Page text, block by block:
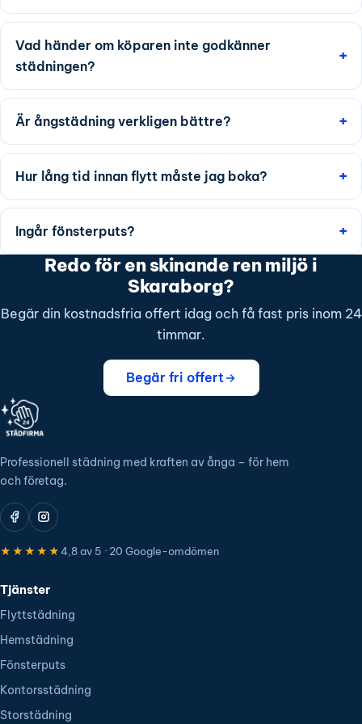
Vad händer om köparen inte godkänner
städningen?
Är ångstädning verkligen bättre?
Hur lång tid innan flytt måste jag boka?
Ingår fönsterputs?
Redo för en skinande ren miljö i
Skaraborg?
Begär din kostnadsfria offert idag och få fast pris inom 24
timmar.
Begär fri offert
Professionell städning med kraften av ånga – för hem
och företag.
★★★★★4,8 av 5 · 20 Google-omdömen
Tjänster
Flyttstädning
Hemstädning
Fönsterputs
Kontorsstädning
Storstädning